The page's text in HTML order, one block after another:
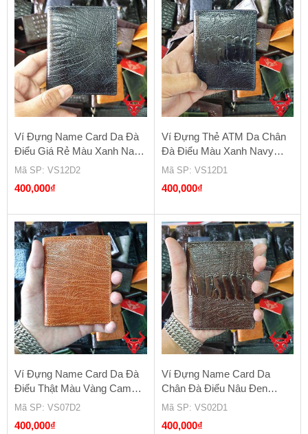
Ví Đựng Name Card Da Đà
Điểu Giá Rẻ Màu Xanh Navy
VS12D2
Mã SP: VS12D2
400,000₫
Ví Đựng Thẻ ATM Da Chân
Đà Điểu Màu Xanh Navy
VS12D1
Mã SP: VS12D1
400,000₫
Ví Đựng Name Card Da Đà
Điểu Thật Màu Vàng Cam
VS07D2
Mã SP: VS07D2
400,000₫
Ví Đựng Name Card Da
Chân Đà Điểu Nâu Đen
VS02D1
Mã SP: VS02D1
400,000₫